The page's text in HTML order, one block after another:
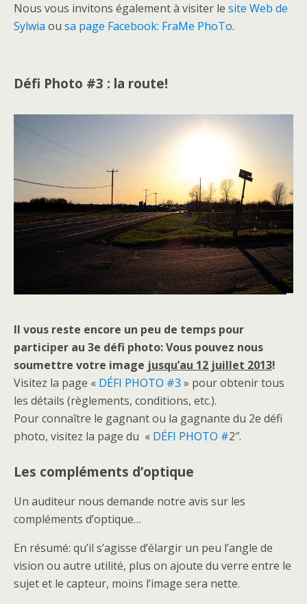
Nous vous invitons également à visiter le site Web de
Sylwia ou sa page Facebook: FraMe PhoTo.
Défi Photo #3 : la route!
Il vous reste encore un peu de temps pour
participer au 3e défi photo: Vous pouvez nous
soumettre votre image jusqu’au 12 juillet 2013!
Visitez la page « DÉFI PHOTO #3 » pour obtenir tous
les détails (règlements, conditions, etc.).
Pour connaître le gagnant ou la gagnante du 2e défi
photo, visitez la page du « DÉFI PHOTO #2″.
Les compléments d’optique
Un auditeur nous demande notre avis sur les
compléments d’optique…
En résumé: qu’il s’agisse d’élargir un peu l’angle de
vision ou autre utilité, plus on ajoute du verre entre le
sujet et le capteur, moins l’image sera nette.